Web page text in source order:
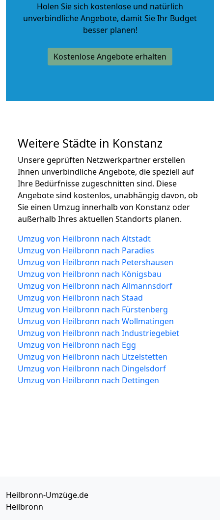
Holen Sie sich kostenlose und natürlich
unverbindliche Angebote, damit Sie Ihr Budget
besser planen!
Kostenlose Angebote erhalten
Weitere Städte in Konstanz
Unsere geprüften Netzwerkpartner erstellen
Ihnen unverbindliche Angebote, die speziell auf
Ihre Bedürfnisse zugeschnitten sind. Diese
Angebote sind kostenlos, unabhängig davon, ob
Sie einen Umzug innerhalb von Konstanz oder
außerhalb Ihres aktuellen Standorts planen.
Umzug von Heilbronn nach Altstadt
Umzug von Heilbronn nach Paradies
Umzug von Heilbronn nach Petershausen
Umzug von Heilbronn nach Königsbau
Umzug von Heilbronn nach Allmannsdorf
Umzug von Heilbronn nach Staad
Umzug von Heilbronn nach Fürstenberg
Umzug von Heilbronn nach Wollmatingen
Umzug von Heilbronn nach Industriegebiet
Umzug von Heilbronn nach Egg
Umzug von Heilbronn nach Litzelstetten
Umzug von Heilbronn nach Dingelsdorf
Umzug von Heilbronn nach Dettingen
Heilbronn-Umzüge.de
Heilbronn